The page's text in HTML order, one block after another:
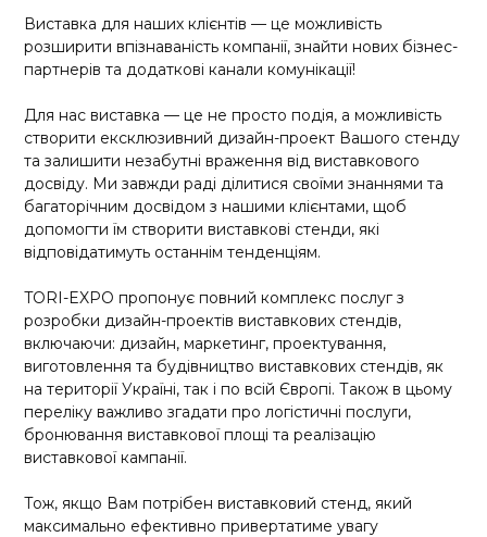
Виставка для наших клієнтів — це можливість
розширити впізнаваність компанії, знайти нових бізнес-
партнерів та додаткові канали комунікації!
Для нас виставка — це не просто подія, а можливість
створити ексклюзивний дизайн-проект Вашого стенду
та залишити незабутні враження від виставкового
досвіду. Ми завжди раді ділитися своїми знаннями та
багаторічним досвідом з нашими клієнтами, щоб
допомогти їм створити виставкові стенди, які
відповідатимуть останнім тенденціям.
TORI-EXPO пропонує повний комплекс послуг з
розробки дизайн-проектів виставкових стендів,
включаючи: дизайн, маркетинг, проектування,
виготовлення та будівництво виставкових стендів, як
на території Україні, так і по всій Європі. Також в цьому
переліку важливо згадати про логістичні послуги,
бронювання виставкової площі та реалізацію
виставкової кампанії.
Тож, якщо Вам потрібен виставковий стенд, який
максимально ефективно привертатиме увагу